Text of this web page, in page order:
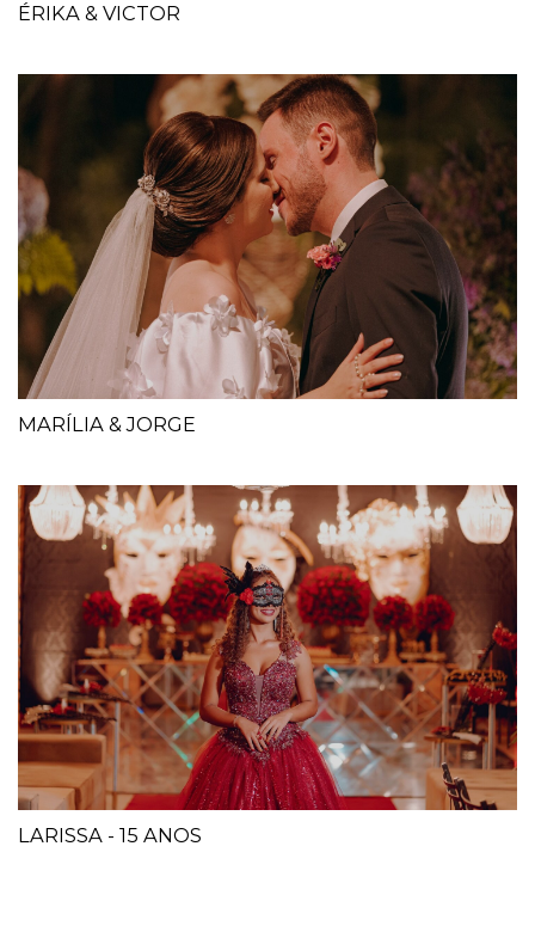
ÉRIKA & VICTOR
MARÍLIA & JORGE
LARISSA - 15 ANOS